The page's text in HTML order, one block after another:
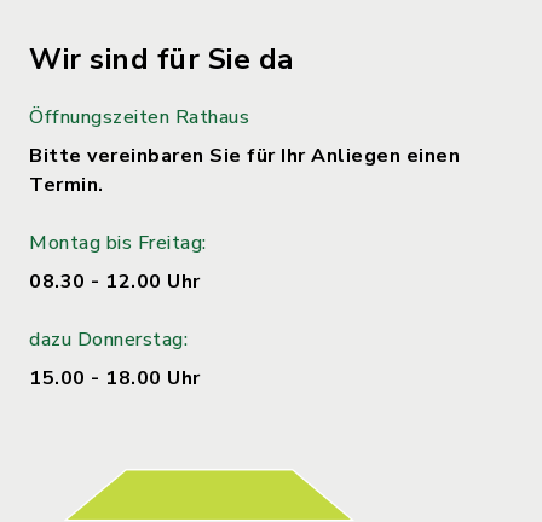
Wir sind für Sie da
Öffnungszeiten Rathaus
Bitte vereinbaren Sie für Ihr Anliegen einen
Termin.
Montag bis Freitag:
08.30 - 12.00 Uhr
dazu Donnerstag:
15.00 - 18.00 Uhr